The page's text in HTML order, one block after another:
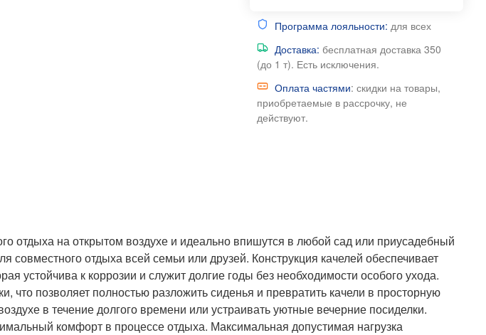
Программа лояльности: для всех
Доставка: бесплатная доставка 350
(до 1 т). Есть исключения.
Оплата частями: скидки на товары,
приобретаемые в рассрочку, не
действуют.
отдыха на открытом воздухе и идеально впишутся в любой сад или приусадебный
совместного отдыха всей семьи или друзей. Конструкция качелей обеспечивает
устойчива к коррозии и служит долгие годы без необходимости особого ухода.
позволяет полностью разложить сиденья и превратить качели в просторную
в течение долгого времени или устраивать уютные вечерние посиделки.
комфорт в процессе отдыха. Максимальная допустимая нагрузка